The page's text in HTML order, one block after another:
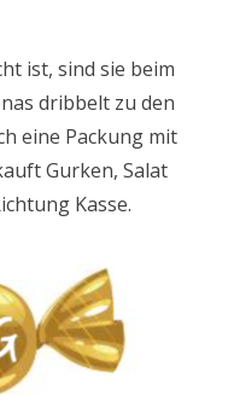
ist, sind sie beim
dribbelt zu den
eine Packung mit
Gurken, Salat
Kasse.